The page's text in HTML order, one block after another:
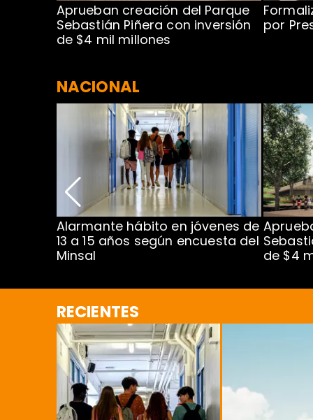
Aprueban creación del Parque
Sebastián Piñera con inversión
de $4 mil millones
por
NACIONAL
Alarmante hábito en jóvenes de
13 a 15 años según encuesta del
Minsal
de $4
RECIENTES